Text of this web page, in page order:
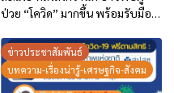
ป่วย “โควิด” มากขึ้น พร้อมรับมือ
ข่าวประชาสัมพันธ์
บทความ-เรื่องน่ารู้-เศรษฐกิจ-สังคม